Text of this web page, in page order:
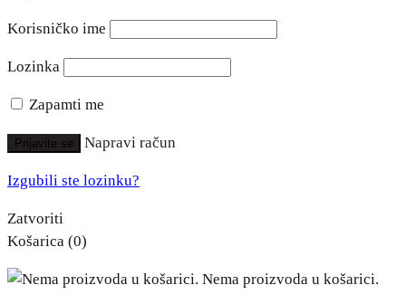
Korisničko ime
Lozinka
Zapamti me
Prijavite se Napravi račun
Izgubili ste lozinku?
Zatvoriti
Košarica (0)
Nema proizvoda u košarici.